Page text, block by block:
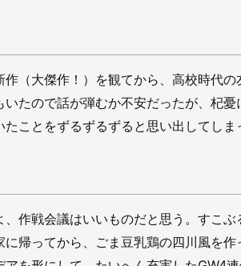
（大傑作！）を観てから、高校時代の
たので話が弾むか不安だったが、杞
たことをずるずるずると思い出してし
作戦会議はいいものだと思う。すこぶ
帰ってから、ごま豆乳鶏の四川風を